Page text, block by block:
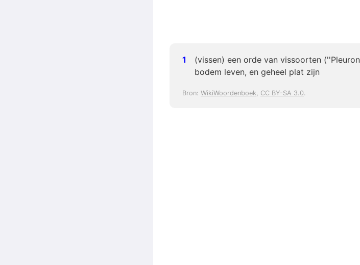
(vissen) een orde van vissoorten
bodem leven, en geheel plat zijn
Bron: WikiWoordenboek, CC BY-SA 3.0.